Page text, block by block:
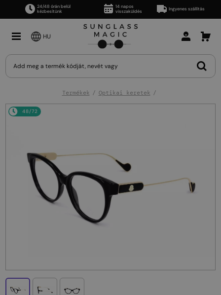
24/48 órán belül
kézbesítünk
14 napos
visszaküldés
Ingyenes szállítás
HU
Termékek Optikai keretek
48/72